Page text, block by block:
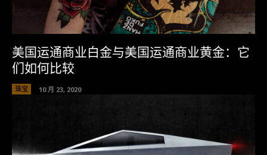
美国运通商业白金与美国运通商业黄金：它
们如何比较
珠宝 10 月 23, 2020